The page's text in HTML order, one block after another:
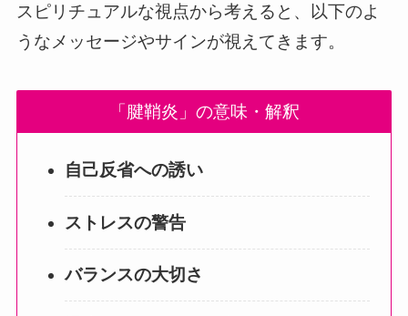
スピリチュアルな視点から考えると、以下のよ
うなメッセージやサインが視えてきます。
「腱鞘炎」の意味・解釈
自己反省への誘い
ストレスの警告
バランスの大切さ